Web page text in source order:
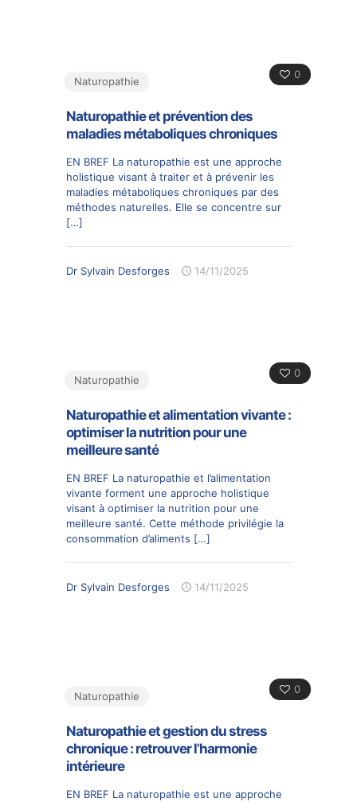
0
Naturopathie
Naturopathie et prévention des
maladies métaboliques chroniques
EN BREF La naturopathie est une approche
holistique visant à traiter et à prévenir les
maladies métaboliques chroniques par des
méthodes naturelles. Elle se concentre sur
[…]
Dr Sylvain Desforges 14/11/2025
0
Naturopathie
Naturopathie et alimentation vivante :
optimiser la nutrition pour une
meilleure santé
EN BREF La naturopathie et l’alimentation
vivante forment une approche holistique
visant à optimiser la nutrition pour une
meilleure santé. Cette méthode privilégie la
consommation d’aliments […]
Dr Sylvain Desforges 14/11/2025
0
Naturopathie
Naturopathie et gestion du stress
chronique : retrouver l’harmonie
intérieure
EN BREF La naturopathie est une approche